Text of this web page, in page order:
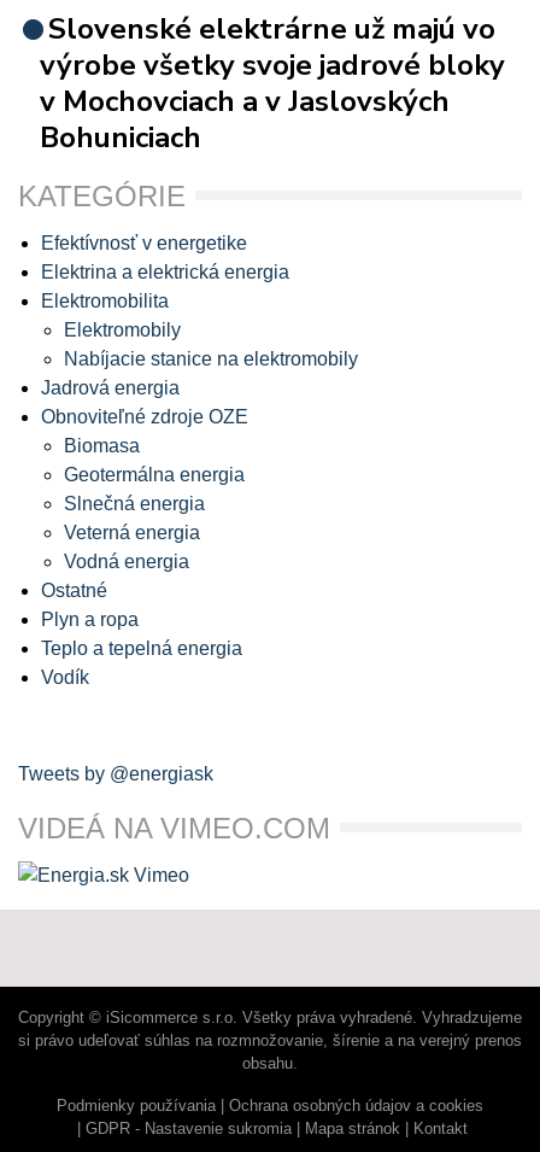
Slovenské elektrárne už majú vo
výrobe všetky svoje jadrové bloky
v Mochovciach a v Jaslovských
Bohuniciach
KATEGÓRIE
Efektívnosť v energetike
Elektrina a elektrická energia
Elektromobilita
Elektromobily
Nabíjacie stanice na elektromobily
Jadrová energia
Obnoviteľné zdroje OZE
Biomasa
Geotermálna energia
Slnečná energia
Veterná energia
Vodná energia
Ostatné
Plyn a ropa
Teplo a tepelná energia
Vodík
Tweets by @energiask
VIDEÁ NA VIMEO.COM
Copyright © iSicommerce s.r.o. Všetky práva vyhradené. Vyhradzujeme
si právo udeľovať súhlas na rozmnožovanie, šírenie a na verejný prenos
obsahu.
Podmienky používania
Ochrana osobných údajov a cookies
GDPR - Nastavenie sukromia
Mapa stránok Kontakt